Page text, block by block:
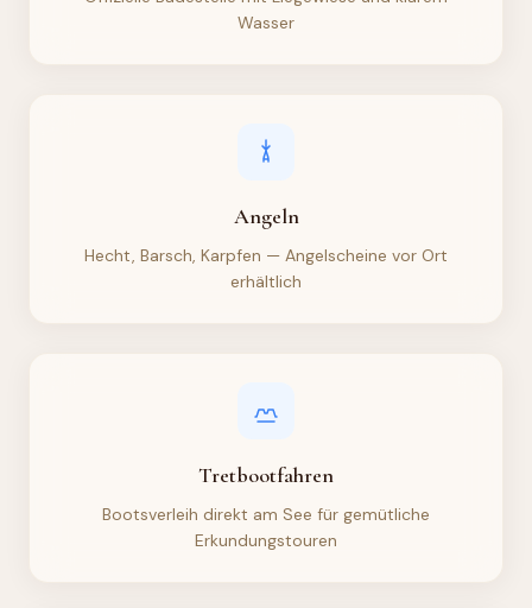
Wasser
Angeln
Hecht, Barsch, Karpfen — Angelscheine vor Ort
erhältlich
Tretbootfahren
Bootsverleih direkt am See für gemütliche
Erkundungstouren